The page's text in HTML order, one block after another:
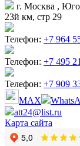
г. Москва ,
23й км, стр 29
Телефон: +7 964
Телефон: +7 495
Телефон: +7 909
MAX
att24@list.ru
Карта сайта